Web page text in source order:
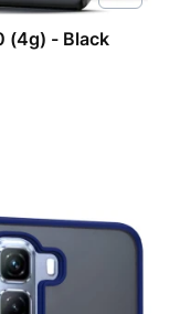
(4g) - Black